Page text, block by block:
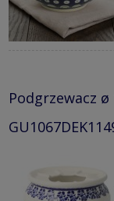
Podgrzewacz ø